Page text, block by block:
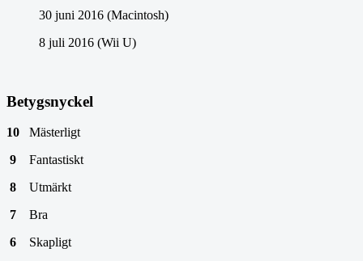
30 juni 2016 (Macintosh)
8 juli 2016 (Wii U)
Betygsnyckel
10 Mästerligt
9 Fantastiskt
8 Utmärkt
7 Bra
6 Skapligt